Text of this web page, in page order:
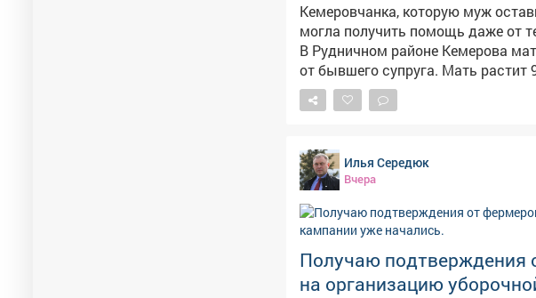
Кемеровчанка, которую муж
могла получить помощь даже от
В Рудничном районе Кемерова
от бывшего супруга. Мать
долгое время ничего не платил,а
областная прокуратура. – Должностными лицами службы судебных приставов
задолженности, – сказали в прокуратуре. Надзорный орган внёс
руководителю главного
исполнительные действия
дисциплинарной
по алиментам. Прокуратура продолжит следить за тем, как контролируется
Илья Середюк
Вчера
Получаю подтверждения
на организацию